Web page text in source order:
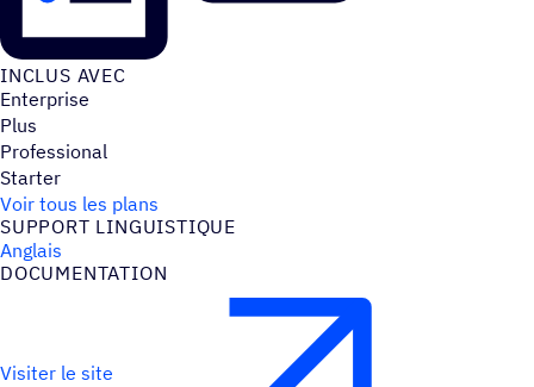
INCLUS AVEC
Enterprise
Plus
Professional
Starter
Voir tous les plans
SUPPORT LINGUIS­TIQUE
Anglais
DOCU­MEN­TA­TION
Visiter le site